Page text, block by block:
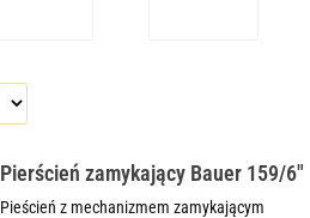
Pierścień zamykający Bauer 159/6"
Pieścień z mechanizmem zamykającym